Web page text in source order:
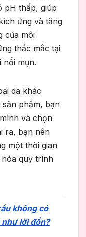
pH thấp, giúp
ứng và tăng
của môi
thắc mắc tại
nổi mụn.
da khác
phẩm, bạn
và chọn
ra, bạn nên
một thời gian
hóa quy trình
không có
lời đồn?